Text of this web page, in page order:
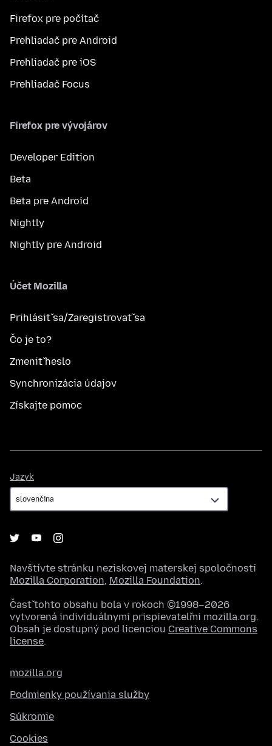
Firefox pre počítač
Prehliadač pre Android
Prehliadač pre iOS
Prehliadač Focus
Firefox pre vývojárov
Developer Edition
Beta
Beta pre Android
Nightly
Nightly pre Android
Účet Mozilla
Prihlásiť sa/Zaregistrovať sa
Čo je to?
Zmeniť heslo
Synchronizácia údajov
Získajte pomoc
Jazyk
Navštívte stránku neziskovej materskej spoločnosti
Mozilla Corporation, Mozilla Foundation.
Časť tohto obsahu bola v rokoch ©1998–2026
vytvorená individuálnymi prispievateľmi mozilla.org.
Obsah je dostupný pod licenciou Creative Commons
license.
mozilla.org
Podmienky používania služby
Súkromie
Cookies